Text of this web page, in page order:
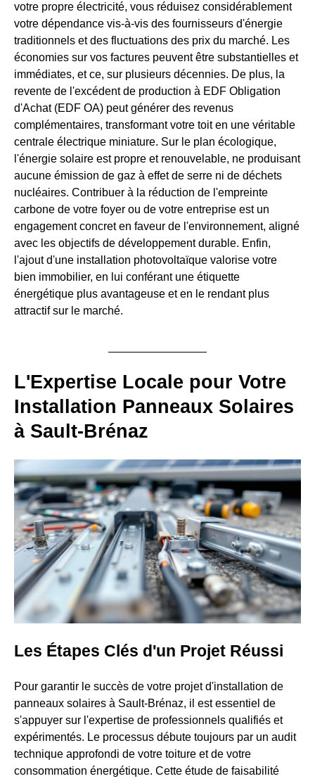
votre propre électricité, vous réduisez considérablement
votre dépendance vis-à-vis des fournisseurs d'énergie
traditionnels et des fluctuations des prix du marché. Les
économies sur vos factures peuvent être substantielles et
immédiates, et ce, sur plusieurs décennies. De plus, la
revente de l'excédent de production à EDF Obligation
d'Achat (EDF OA) peut générer des revenus
complémentaires, transformant votre toit en une véritable
centrale électrique miniature. Sur le plan écologique,
l'énergie solaire est propre et renouvelable, ne produisant
aucune émission de gaz à effet de serre ni de déchets
nucléaires. Contribuer à la réduction de l'empreinte
carbone de votre foyer ou de votre entreprise est un
engagement concret en faveur de l'environnement, aligné
avec les objectifs de développement durable. Enfin,
l'ajout d'une installation photovoltaïque valorise votre
bien immobilier, en lui conférant une étiquette
énergétique plus avantageuse et en le rendant plus
attractif sur le marché.
L'Expertise Locale pour Votre
Installation Panneaux Solaires
à Sault-Brénaz
Les Étapes Clés d'un Projet Réussi
Pour garantir le succès de votre projet d'installation de
panneaux solaires à Sault-Brénaz, il est essentiel de
s'appuyer sur l'expertise de professionnels qualifiés et
expérimentés. Le processus débute toujours par un audit
technique approfondi de votre toiture et de votre
consommation énergétique. Cette étude de faisabilité